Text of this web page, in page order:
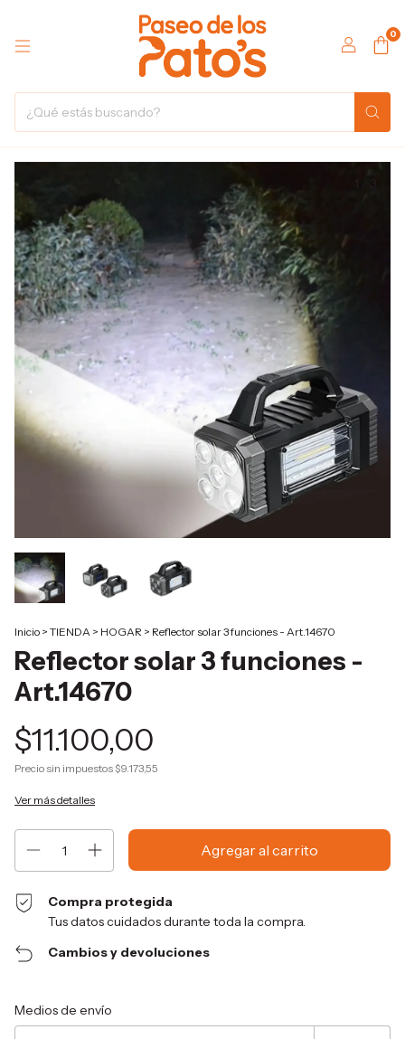
0
Inicio > TIENDA > HOGAR > Reflector solar 3 funciones - Art.14670
Reflector solar 3 funciones -
Art.14670
$11.100,00
Precio sin impuestos $9.173,55
Ver más detalles
Compra protegida
Tus datos cuidados durante toda la compra.
Cambios y devoluciones
Entregas para el CP:
Medios de envío